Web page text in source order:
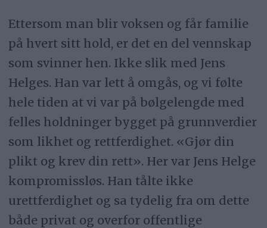
Ettersom man blir voksen og får familie
på hvert sitt hold, er det en del vennskap
som svinner hen. Ikke slik med Jens
Helges. Han var lett å omgås, og vi følte
hele tiden at vi var på bølgelengde med
felles holdninger bygget på grunnverdier
som likhet og rettferdighet. «Gjør din
plikt og krev din rett». Her var Jens Helge
kompromissløs. Han tålte ikke
urettferdighet og sa tydelig fra om dette
både privat og overfor offentlige